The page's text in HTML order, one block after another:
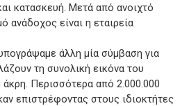
κατασκευή. Μετά από ανοιχτό
ανάδοχος είναι η εταιρεία
άλλη μία σύμβαση για
τη συνολική εικόνα του
Περισσότερα από 2.000.000
επιστρέφοντας στους ιδιοκτήτες